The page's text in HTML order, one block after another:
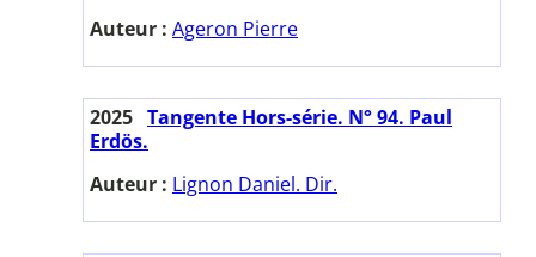
Auteur : Ageron Pierre
2025 Tangente Hors-série. N° 94. Paul
Erdös.
Auteur : Lignon Daniel. Dir.